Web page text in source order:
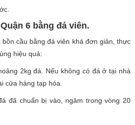
6 bằng đá viên.
cầu bằng đá viên khá đơn giản, thực
hiệu quả:
2kg đá. Nếu không có đá ở tại nhà
cửa hàng tạp hóa.
đã chuẩn bị vào, ngâm trong vòng 20